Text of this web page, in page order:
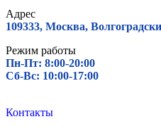
Адрес
109333, Москва,
Режим работы
Пн-Пт: 8:00-20:00
Сб-Вс: 10:00-17:00
Контакты